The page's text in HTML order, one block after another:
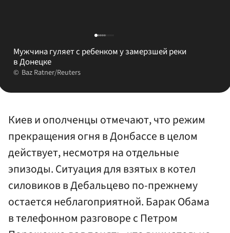
Мужчина гуляет с ребенком у замерзшей реки
в Донецке
Baz Ratner/Reuters
Киев и ополченцы отмечают, что режим
прекращения огня в Донбассе в целом
действует, несмотря на отдельные
эпизоды. Ситуация для взятых в котел
силовиков в Дебальцево по-прежнему
остается неблагоприятной. Барак Обама
в телефонном разговоре с Петром